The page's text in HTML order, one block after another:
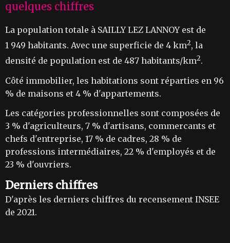
quelques chiffres
La population totale à SAILLY LEZ LANNOY est de
1 949 habitants. Avec une superficie de 4 km2, la
densité de population est de 487 habitants/km2.
Côté immobilier, les habitations sont réparties en 96
% de maisons et 4 % d'appartements.
Les catégories professionnelles sont composées de
3 % d'agriculteurs, 7 % d'artisans, commercants et
chefs d'entreprise, 17 % de cadres, 28 % de
professions intermédiaires, 22 % d'employés et de
23 % d'ouvriers.
Derniers chiffres
D'après les derniers chiffres du recensement INSEE
de 2021.